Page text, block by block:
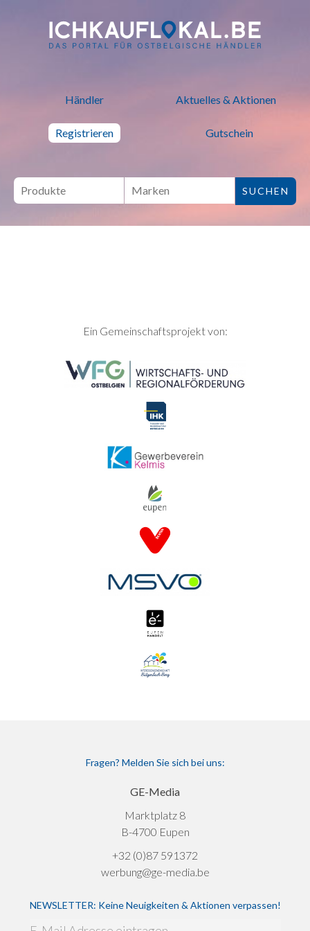
ich kauf lokal - Bei lokalen
Händler Aktuelles & Aktionen
Registrieren Gutschein
SEITENFUSSEin Gemeinschaftsprojekt von:
Fragen? Melden Sie sich bei uns:
GE-Media
Marktplatz 8
B-4700 Eupen
+32 (0)87 591372
werbung@ge-media.be
NEWSLETTER: Keine Neuigkeiten & Aktionen verpassen!